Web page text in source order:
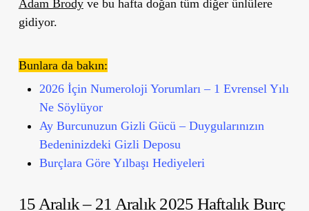
Adam Brodyve bu hafta doğan tüm diğer ünlülere
gidiyor.
Bunlara da bakın:
2026 İçin Numeroloji Yorumları – 1 Evrensel Yılı
Ne Söylüyor
Ay Burcunuzun Gizli Gücü – Duygularınızın
Bedeninizdeki Gizli Deposu
Burçlara Göre Yılbaşı Hediyeleri
15 Aralık – 21 Aralık 2025 Haftalık Burç